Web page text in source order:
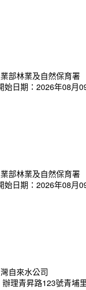
部林業及自然保育署
始日期：2026年08月
部林業及自然保育署
始日期：2026年08月
自來水公司
理青昇路123號青埔